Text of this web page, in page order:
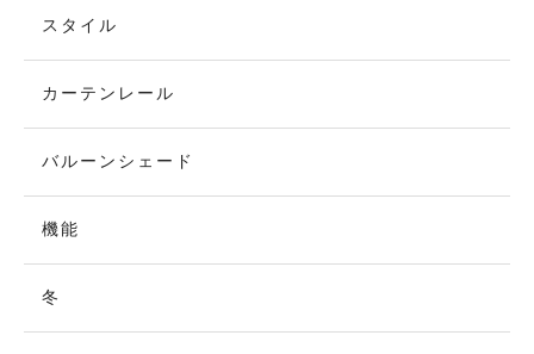
スタイル
カーテンレール
バルーンシェード
機能
冬